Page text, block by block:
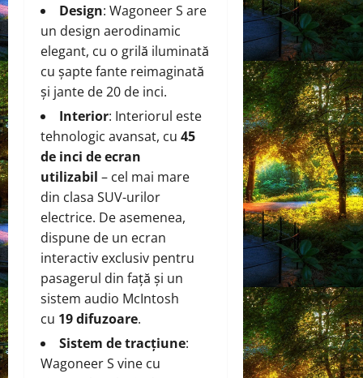
Design: Wagoneer S are
un design aerodinamic
elegant, cu o grilă iluminată
cu șapte fante reimaginată
și jante de 20 de inci.
Interior: Interiorul este
tehnologic avansat, cu 45
de inci de ecran
utilizabil – cel mai mare
din clasa SUV-urilor
electrice. De asemenea,
dispune de un ecran
interactiv exclusiv pentru
pasagerul din față și un
sistem audio McIntosh
cu 19 difuzoare.
Sistem de tracțiune:
Wagoneer S vine cu